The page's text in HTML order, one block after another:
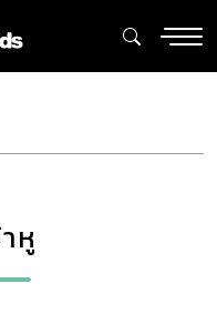
หู